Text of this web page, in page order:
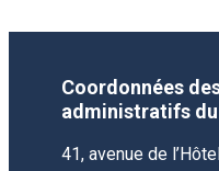
Coordonnées
administratifs
41, avenue de